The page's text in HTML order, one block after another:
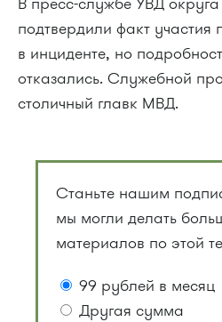
подтвердили факт участия
в инциденте, но
отказались. Служебной
столичный главк МВД.
Станьте нашим
мы могли делать
материалов по этой
99 рублей в месяц
Другая сумма